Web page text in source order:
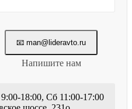
📧 man@lideravto.ru
Напишите нам
18:00, Сб 11:00-17:00